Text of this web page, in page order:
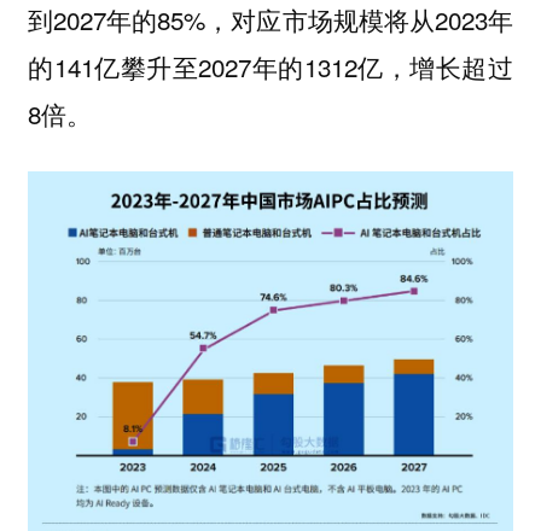
到2027年的85%，对应市场规模将从2023年
的141亿攀升至2027年的1312亿，增长超过
8倍。